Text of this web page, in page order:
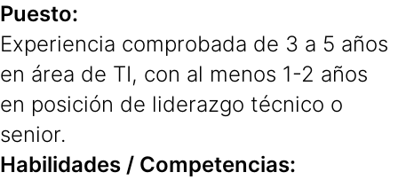
Puesto:
Experiencia comprobada de 3 a 5 años
en área de TI, con al menos 1-2 años
en posición de liderazgo técnico o
senior.
Habilidades / Competencias: